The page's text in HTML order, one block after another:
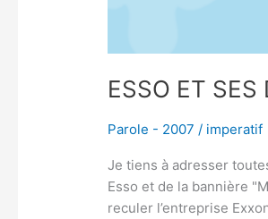
ESSO ET SES
Parole - 2007 / imperatif
Je tiens à adresser
Esso et de la bannière
reculer l’entreprise